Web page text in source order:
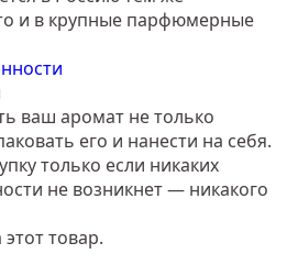
и в крупные парфюмерные
ваш аромат не только
его и нанести на себя.
только если никаких
не возникнет — никакого
товар.